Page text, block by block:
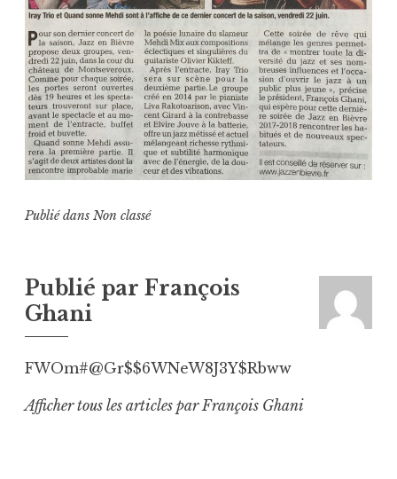
Publié dans Non classé
Publié par François
Ghani
FWOm#@Gr$$6WNeW8J3Y$Rbww
Afficher tous les articles par François Ghani